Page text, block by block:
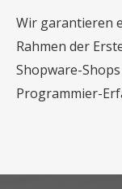
Wir garantieren
Rahmen der
Shopware-
Programmier-